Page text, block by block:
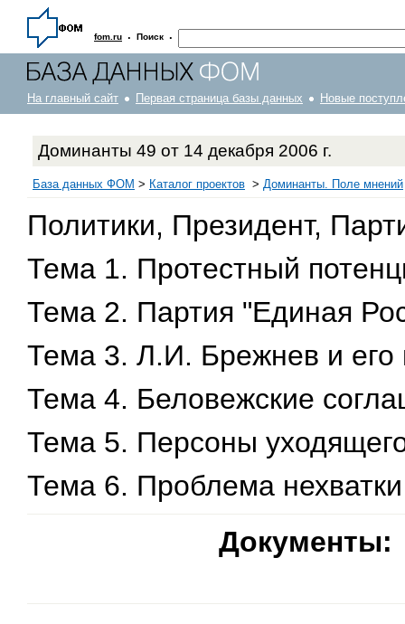
fom.ru · Поиск ·
На главный сайт Первая страница базы данных Новые
Доминанты 49 от 14 декабря 2006 г.
База данных ФОМ > Каталог проектов > Доминанты. Поле мнений
Политики, Президент,
Тема 1. Протестный
Тема 2. Партия "Единая
Тема 3. Л.И. Брежнев и его
Тема 4. Беловежские
Тема 5. Персоны
Тема 6. Проблема нехватки
Документы: